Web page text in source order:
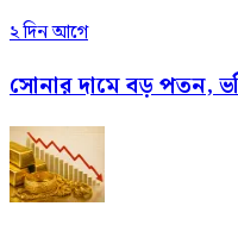
২ দিন আগে
সোনার দামে বড় পতন,